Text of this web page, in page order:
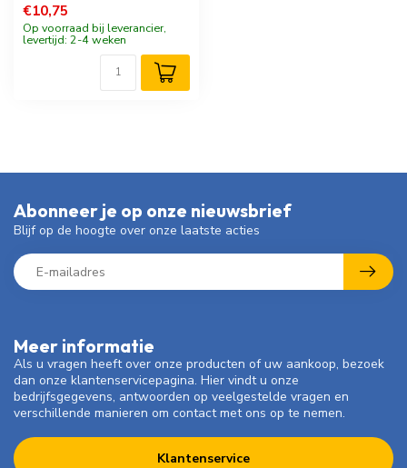
€10,75
Op voorraad bij leverancier,
levertijd: 2-4 weken
Meer informatie
Als u vragen heeft over onze producten of uw aankoop, bezoek
dan onze klantenservicepagina. Hier vindt u onze
bedrijfsgegevens, antwoorden op veelgestelde vragen en
verschillende manieren om contact met ons op te nemen.
Klantenservice
Abonneer je op onze nieuwsbrief
Blijf op de hoogte over onze laatste acties